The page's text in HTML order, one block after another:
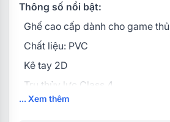
Thông số nổi bật:
Ghế cao cấp dành cho game thủ
Chất liệu: PVC
Kê tay 2D
Trụ thủy lực Class 4
Góc đứng: 90° ± 2°
... Xem thêm